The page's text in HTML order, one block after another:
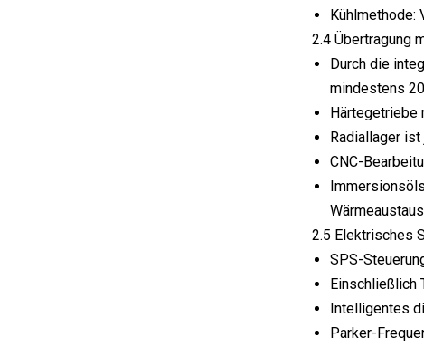
Kühlmethode:
2.4 Übertragung
Durch die
mindestens
Härtegetriebe
Radiallager ist
CNC-
2.5 Elektrisches
SPS-
Einschließlich
Intelligentes
Parker-